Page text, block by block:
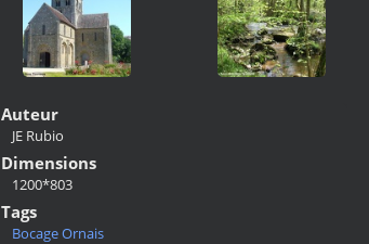
Auteur
JE Rubio
Dimensions
1200*803
Tags
Bocage Ornais